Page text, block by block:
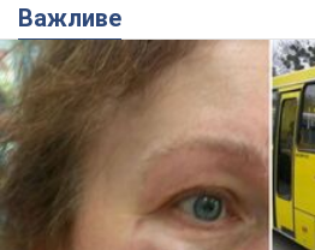
розмовляючи російською
поліція склала
На місце події прибули патрульні
оперативна група
4 години тому 7,8 т.
"Воюють, бо дурні": у